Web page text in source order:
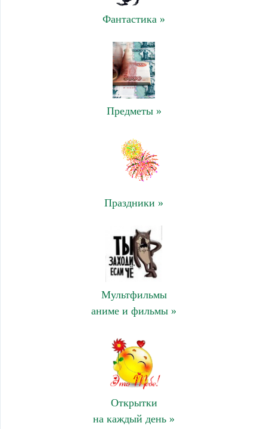
Фантастика »
Предметы »
Праздники »
Мультфильмы
аниме и фильмы »
Открытки
на каждый день »